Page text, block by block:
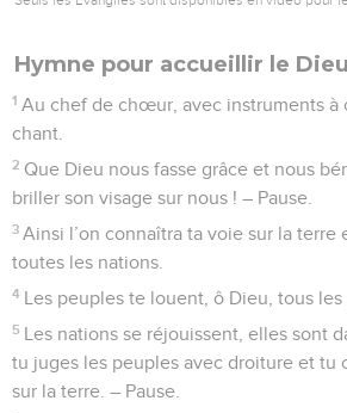
Hymne pour accueillir le
1 Au chef de chœur, avec instruments à
chant.
2 Que Dieu nous fasse grâce et nous
briller son visage sur nous ! – Pause.
3 Ainsi l’on connaîtra ta voie sur la terre
toutes les nations.
4 Les peuples te louent, ô Dieu, tous
5 Les nations se réjouissent, elles sont
tu juges les peuples avec droiture et tu
sur la terre. – Pause.